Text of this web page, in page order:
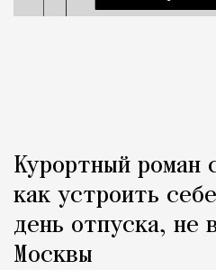
Курортный роман
как устроить
день отпуска, не
Москвы